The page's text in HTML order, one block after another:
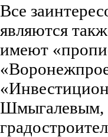
Все
являются
имеют
Шмыгалевым,